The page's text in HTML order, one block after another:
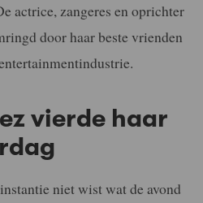
actrice, zangeres en oprichter
door haar beste vrienden
vierde haar
niet wist wat de avond